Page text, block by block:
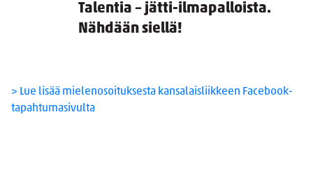
Talentia – jätti-ilmapalloista.
Nähdään siellä!
> Lue lisää mielenosoituksesta kansalaisliikkeen Facebook-
tapahtumasivulta